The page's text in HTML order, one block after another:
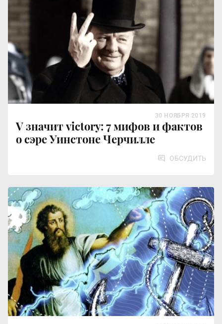
V значит victory: 7 мифов и фактов
о сэре Уинстоне Черчилле
30 НОЯБРЯ 2019
ОБСУДИТЬ